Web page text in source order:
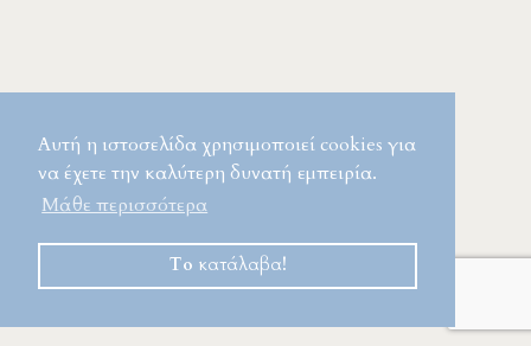
Αυτή η ιστοσελίδα χρησιμοποιεί cookies για
να έχετε την καλύτερη δυνατή εμπειρία.
Μάθε περισσότερα
Το κατάλαβα!